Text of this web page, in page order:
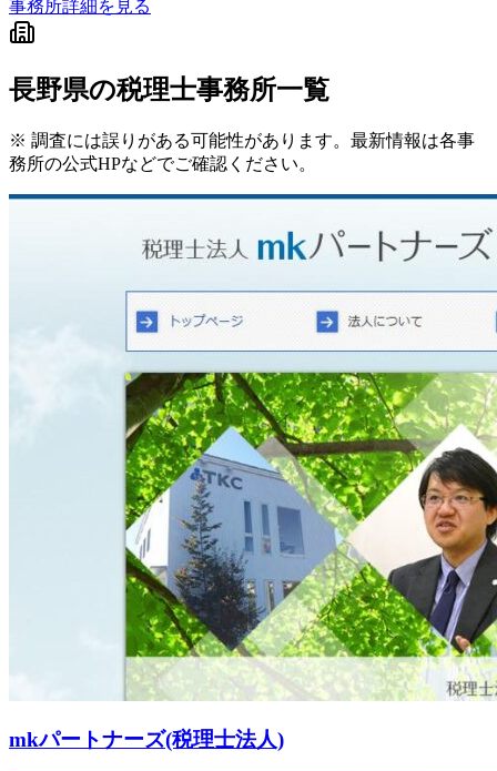
事務所詳細を見る
長野県の税理士事務所一覧
※ 調査には誤りがある可能性があります。最新情報は各事
務所の公式HPなどでご確認ください。
mkパートナーズ(税理士法人)